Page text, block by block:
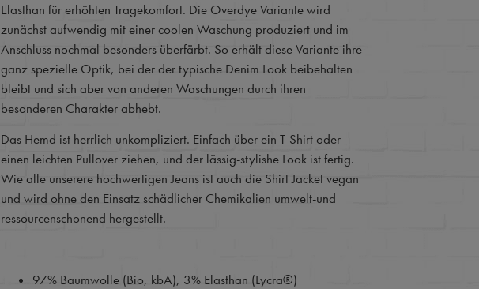
Elasthan für erhöhten Tragekomfort. Die Overdye Variante wird
zunächst aufwendig mit einer coolen Waschung produziert und im
Anschluss nochmal besonders überfärbt. So erhält diese Variante ihre
ganz spezielle Optik, bei der der typische Denim Look beibehalten
bleibt und sich aber von anderen Waschungen durch ihren
besonderen Charakter abhebt.
Das Hemd ist herrlich unkompliziert. Einfach über ein T-Shirt oder
einen leichten Pullover ziehen, und der lässig-stylishe Look ist fertig.
Wie alle unserere hochwertigen Jeans ist auch die Shirt Jacket vegan
und wird ohne den Einsatz schädlicher Chemikalien umwelt-und
ressourcenschonend hergestellt.
97% Baumwolle (Bio, kbA), 3% Elasthan (Lycra®)